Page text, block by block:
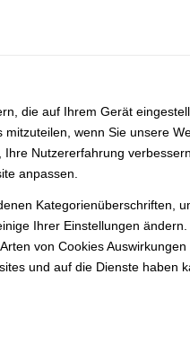
die auf Ihrem Gerät
wenn Sie unsere
Ihre Nutzererfahrung
anpassen.
Kategorienüberschriften,
Ihrer Einstellungen ändern.
von Cookies
und auf die Dienste haben